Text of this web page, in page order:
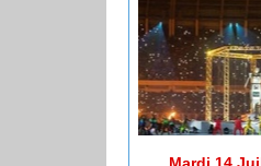
Mardi 14